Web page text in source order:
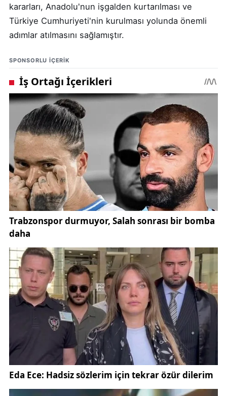
kararları, Anadolu'nun işgalden kurtarılması ve
Türkiye Cumhuriyeti'nin kurulması yolunda önemli
adımlar atılmasını sağlamıştır.
SPONSORLU IÇERIK